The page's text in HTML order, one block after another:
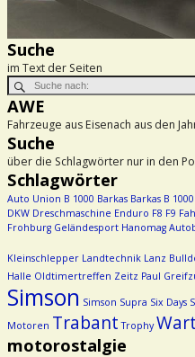
Suche
im Text der Seiten
AWE
Fahrzeuge aus Eisenach aus den
Suche
über die Schlagwörter nur in den
Schlagwörter
Auto Union B 1000 Barkas Barkas B 1000
DKW Dreschmaschine Enduro F8 F9
Frohburg Geländesport Hanomag
Kleinschlepper Landtechnik Lanz
Halle Oldtimertreffen Zeitz Paul
Simson Simson Supra Six Days
Motoren Trabant Trophy
motorostalgie